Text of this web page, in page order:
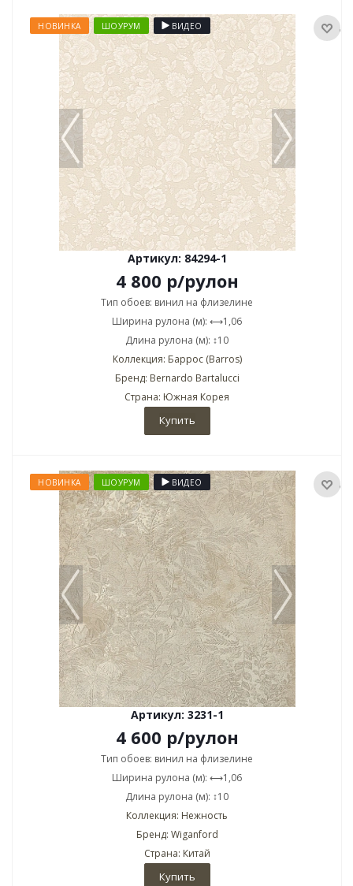
НОВИНКА ШОУРУМ ВИДЕО
Артикул: 84294-1
4 800 р/рулон
Тип обоев: винил на флизелине
Ширина рулона (м): ⟷1,06
Длина рулона (м): ↕10
Коллекция: Баррос (Barros)
Бренд: Bernardo Bartalucci
Страна: Южная Корея
Купить
НОВИНКА ШОУРУМ ВИДЕО
Артикул: 3231-1
4 600 р/рулон
Тип обоев: винил на флизелине
Ширина рулона (м): ⟷1,06
Длина рулона (м): ↕10
Коллекция: Нежность
Бренд: Wiganford
Страна: Китай
Купить